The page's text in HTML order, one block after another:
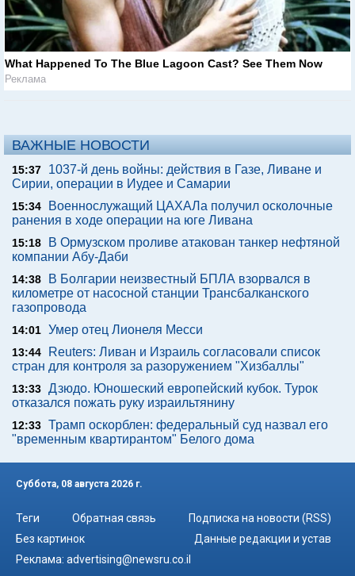
What Happened To The Blue Lagoon Cast? See Them Now
Реклама
ВАЖНЫЕ НОВОСТИ
15:37
1037-й день войны: действия в Газе, Ливане и
Сирии, операции в Иудее и Самарии
15:34
Военнослужащий ЦАХАЛа получил осколочные
ранения в ходе операции на юге Ливана
15:18
В Ормузском проливе атакован танкер нефтяной
компании Абу-Даби
14:38
В Болгарии неизвестный БПЛА взорвался в
километре от насосной станции Трансбалканского
газопровода
14:01 Умер отец Лионеля Месси
13:44
Reuters: Ливан и Израиль согласовали список
стран для контроля за разоружением "Хизбаллы"
13:33 Дзюдо. Юношеский европейский кубок. Турок
отказался пожать руку израильтянину
12:33 Трамп оскорблен: федеральный суд назвал его
"временным квартирантом" Белого дома
Суббота, 08 августа 2026 г.
Теги Обратная связь
Подписка на новости (RSS)
Без картинок
Данные редакции и устав
Реклама: advertising@newsru.co.il